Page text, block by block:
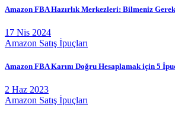
Amazon FBA Hazırlık Merkezleri: Bilmeniz
17 Nis 2024
Amazon Satış İpuçları
Amazon FBA Karını Doğru Hesaplamak için 5
2 Haz 2023
Amazon Satış İpuçları